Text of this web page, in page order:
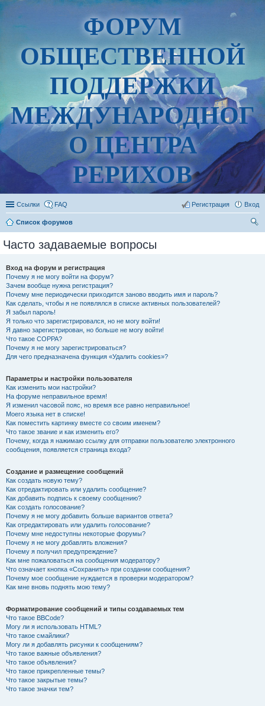
ФОРУМ
ОБЩЕСТВЕННОЙ
ПОДДЕРЖКИ
МЕЖДУНАРОДНОГ
О ЦЕНТРА
РЕРИХОВ
Ссылки FAQ Вход
Регистрация
Список форумов
Часто задаваемые вопросы
Вход на форум и регистрация
Почему я не могу войти на форум?
Зачем вообще нужна регистрация?
Почему мне периодически приходится заново вводить имя и пароль?
Как сделать, чтобы я не появлялся в списке активных пользователей?
Я забыл пароль!
Я только что зарегистрировался, но не могу войти!
Я давно зарегистрирован, но больше не могу войти!
Что такое COPPA?
Почему я не могу зарегистрироваться?
Для чего предназначена функция «Удалить cookies»?
Параметры и настройки пользователя
Как изменить мои настройки?
На форуме неправильное время!
Я изменил часовой пояс, но время все равно неправильное!
Моего языка нет в списке!
Как поместить картинку вместе со своим именем?
Что такое звание и как изменить его?
Почему, когда я нажимаю ссылку для отправки пользователю электронного
сообщения, появляется страница входа?
Создание и размещение сообщений
Как создать новую тему?
Как отредактировать или удалить сообщение?
Как добавить подпись к своему сообщению?
Как создать голосование?
Почему я не могу добавить больше вариантов ответа?
Как отредактировать или удалить голосование?
Почему мне недоступны некоторые форумы?
Почему я не могу добавлять вложения?
Почему я получил предупреждение?
Как мне пожаловаться на сообщения модератору?
Что означает кнопка «Сохранить» при создании сообщения?
Почему мое сообщение нуждается в проверки модератором?
Как мне вновь поднять мою тему?
Форматирование сообщений и типы создаваемых тем
Что такое BBCode?
Могу ли я использовать HTML?
Что такое смайлики?
Могу ли я добавлять рисунки к сообщениям?
Что такое важные объявления?
Что такое объявления?
Что такое прикрепленные темы?
Что такое закрытые темы?
Что такое значки тем?